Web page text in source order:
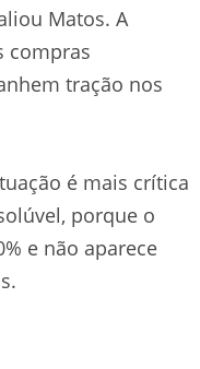
Matos. A
compras
tração nos
é mais crítica
porque o
e não aparece